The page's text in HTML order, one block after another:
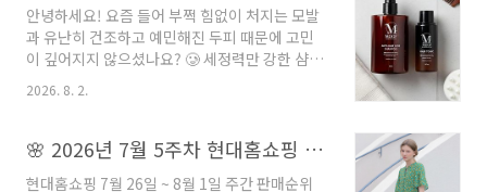
가보다 훨씬 저렴한 독보적인 단가에 풀렸습니
다. 📌 가격 및 조건 비교 분석 (오늘만 특가) * 현
대홈쇼핑 특가 : 9,900원 ➡️ 네이버 경유 링크 접
속 시 최종 9,310원 (24팩 / 무료배송) * 쿠팡 최
을 네이버 경유 링크로 접속..
안녕하세요! 요즘 들어 부쩍 힘없이 처지는 모발
과 유난히 건조하고 예민해진 두피 때문에 고민
이 깊어지지 않으셨나요? 🥲 세정력만 강한 샴푸
를 쓰자니 두피가 자극받아 더욱 푸석해지고, 모
발 끝까지 수분감과 영양이 전달되지 않아 고민
어 세트를 소개해 드려요. 바로 현대홈쇼핑 스마
2026. 8. 2.
🌸 2026년 7월 5주차 현대홈쇼핑 판매순위 : 한 벌 완성 썸머 룩과 냉방·자외선 완벽 대비가 주도하는 '바캉스 극상공기' 주간
현대홈쇼핑 7월 26일 ~ 8월 1일 주간 판매순위